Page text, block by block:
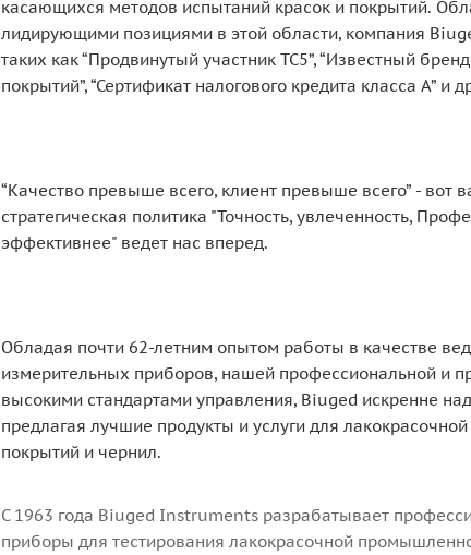
касающихся методов испытаний красок и покрытий.
лидирующими позициями в этой области, компания
таких как “Продвинутый участник TC5”, “Известный
покрытий”, “Сертификат налогового кредита класса А” и
“Качество превыше всего, клиент превыше всего” -
стратегическая политика "Точность, увлеченность,
эффективнее" ведет нас вперед.
Обладая почти 62-летним опытом работы в качестве
измерительных приборов, нашей профессиональной и
высокими стандартами управления, Biuged искренне
предлагая лучшие продукты и услуги для
покрытий и чернил.
С 1963 года Biuged Instruments разрабатывает
приборы для тестирования лакокрасочной